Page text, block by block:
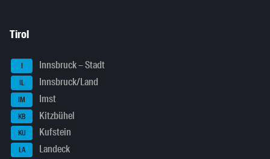
Tirol
I Innsbruck – Stadt
IL Innsbruck/Land
IM Imst
KB Kitzbühel
KU Kufstein
LA Landeck